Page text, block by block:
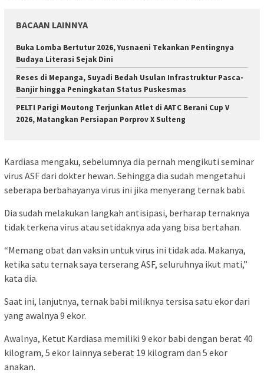
BACAAN LAINNYA
Buka Lomba Bertutur 2026, Yusnaeni Tekankan Pentingnya
Budaya Literasi Sejak Dini
Reses di Mepanga, Suyadi Bedah Usulan Infrastruktur Pasca-
Banjir hingga Peningkatan Status Puskesmas
PELTI Parigi Moutong Terjunkan Atlet di AATC Berani Cup V
2026, Matangkan Persiapan Porprov X Sulteng
Kardiasa mengaku, sebelumnya dia pernah mengikuti seminar
virus ASF dari dokter hewan. Sehingga dia sudah mengetahui
seberapa berbahayanya virus ini jika menyerang ternak babi.
Dia sudah melakukan langkah antisipasi, berharap ternaknya
tidak terkena virus atau setidaknya ada yang bisa bertahan.
“Memang obat dan vaksin untuk virus ini tidak ada. Makanya,
ketika satu ternak saya terserang ASF, seluruhnya ikut mati,”
kata dia.
Saat ini, lanjutnya, ternak babi miliknya tersisa satu ekor dari
yang awalnya 9 ekor.
Awalnya, Ketut Kardiasa memiliki 9 ekor babi dengan berat 40
kilogram, 5 ekor lainnya seberat 19 kilogram dan 5 ekor
anakan.